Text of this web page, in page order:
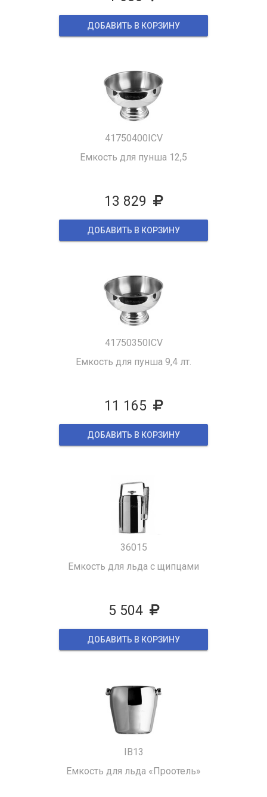
ДОБАВИТЬ В КОРЗИНУ
41750400ICV
Емкость для пунша 12,5
13 829
ДОБАВИТЬ В КОРЗИНУ
41750350ICV
Емкость для пунша 9,4 лт.
11 165
ДОБАВИТЬ В КОРЗИНУ
36015
Емкость для льда с щипцами
5 504
ДОБАВИТЬ В КОРЗИНУ
IB13
Емкость для льда «Проотель»